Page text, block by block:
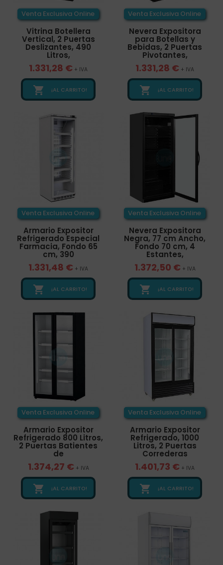
Venta Exclusiva Online
Vitrina Botellera
Vertical, 2 Puertas
Deslizantes, 490
Litros,
1.331,28 € + IVA
 ¡AL CARRITO!
Venta Exclusiva Online
Nevera Expositora
para Botellas y
Bebidas, 2 Puertas
Pivotantes,
1.331,28 € + IVA
 ¡AL CARRITO!
Venta Exclusiva Online
Armario Expositor
Refrigerado Especial
Farmacia, Fondo 65
cm, 390
1.331,48 € + IVA
 ¡AL CARRITO!
Venta Exclusiva Online
Nevera Expositora
Negra, 77 cm Ancho,
Fondo 70 cm, 4
Estantes,
1.372,50 € + IVA
 ¡AL CARRITO!
Venta Exclusiva Online
Armario Expositor
Refrigerado 800 Litros,
2 Puertas Batientes
de
1.374,27 € + IVA
 ¡AL CARRITO!
Venta Exclusiva Online
Armario Expositor
Refrigerado, 1000
Litros, 2 Puertas
Correderas
1.401,73 € + IVA
 ¡AL CARRITO!